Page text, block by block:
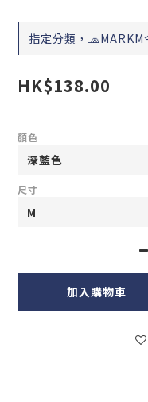
指定分類，
HK$138.00
顏色
尺寸
加入購物車